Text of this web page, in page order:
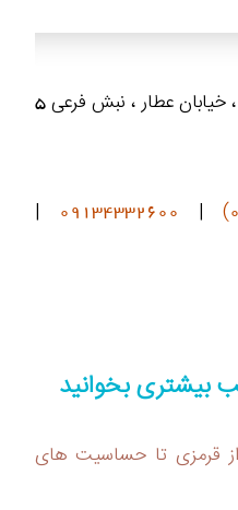
آدرس : اصفهان ، شاهین شهر ، خیابان عطار ، نبش فرعی 5
|
09134332600
|
بیشتری بخوانید
از قرمزی تا حساسیت های